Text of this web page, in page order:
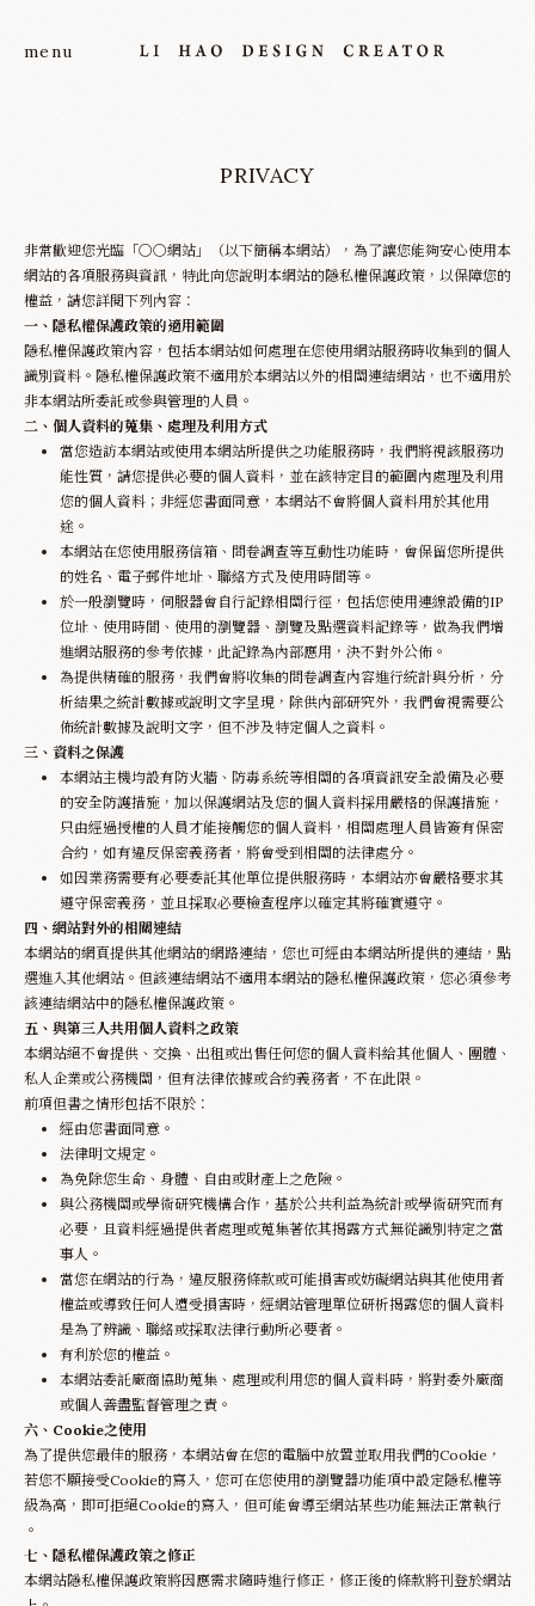
PRIVACY
非常歡迎您光臨「○○網站」（以下簡稱本網站），為了讓您能夠安心使用本
網站的各項服務與資訊，特此向您說明本網站的隱私權保護政策，以保障您的
權益，請您詳閱下列內容：
一、隱私權保護政策的適用範圍
隱私權保護政策內容，包括本網站如何處理在您使用網站服務時收集到的個人
識別資料。隱私權保護政策不適用於本網站以外的相關連結網站，也不適用於
非本網站所委託或參與管理的人員。
二、個人資料的蒐集、處理及利用方式
當您造訪本網站或使用本網站所提供之功能服務時，我們將視該服務功
能性質，請您提供必要的個人資料，並在該特定目的範圍內處理及利用
您的個人資料；非經您書面同意，本網站不會將個人資料用於其他用
途。
本網站在您使用服務信箱、問卷調查等互動性功能時，會保留您所提供
的姓名、電子郵件地址、聯絡方式及使用時間等。
於一般瀏覽時，伺服器會自行記錄相關行徑，包括您使用連線設備的IP
位址、使用時間、使用的瀏覽器、瀏覽及點選資料記錄等，做為我們增
進網站服務的參考依據，此記錄為內部應用，決不對外公佈。
為提供精確的服務，我們會將收集的問卷調查內容進行統計與分析，分
析結果之統計數據或說明文字呈現，除供內部研究外，我們會視需要公
佈統計數據及說明文字，但不涉及特定個人之資料。
三、資料之保護
本網站主機均設有防火牆、防毒系統等相關的各項資訊安全設備及必要
的安全防護措施，加以保護網站及您的個人資料採用嚴格的保護措施，
只由經過授權的人員才能接觸您的個人資料，相關處理人員皆簽有保密
合約，如有違反保密義務者，將會受到相關的法律處分。
如因業務需要有必要委託其他單位提供服務時，本網站亦會嚴格要求其
遵守保密義務，並且採取必要檢查程序以確定其將確實遵守。
四、網站對外的相關連結
本網站的網頁提供其他網站的網路連結，您也可經由本網站所提供的連結，點
選進入其他網站。但該連結網站不適用本網站的隱私權保護政策，您必須參考
該連結網站中的隱私權保護政策。
五、與第三人共用個人資料之政策
本網站絕不會提供、交換、出租或出售任何您的個人資料給其他個人、團體、
私人企業或公務機關，但有法律依據或合約義務者，不在此限。
前項但書之情形包括不限於：
經由您書面同意。
法律明文規定。
為免除您生命、身體、自由或財產上之危險。
與公務機關或學術研究機構合作，基於公共利益為統計或學術研究而有
必要，且資料經過提供者處理或蒐集著依其揭露方式無從識別特定之當
事人。
當您在網站的行為，違反服務條款或可能損害或妨礙網站與其他使用者
權益或導致任何人遭受損害時，經網站管理單位研析揭露您的個人資料
是為了辨識、聯絡或採取法律行動所必要者。
有利於您的權益。
本網站委託廠商協助蒐集、處理或利用您的個人資料時，將對委外廠商
或個人善盡監督管理之責。
六、Cookie之使用
為了提供您最佳的服務，本網站會在您的電腦中放置並取用我們的Cookie，
若您不願接受Cookie的寫入，您可在您使用的瀏覽器功能項中設定隱私權等
級為高，即可拒絕Cookie的寫入，但可能會導至網站某些功能無法正常執行
。
七、隱私權保護政策之修正
本網站隱私權保護政策將因應需求隨時進行修正，修正後的條款將刊登於網站
About
Project
Service
Appointment